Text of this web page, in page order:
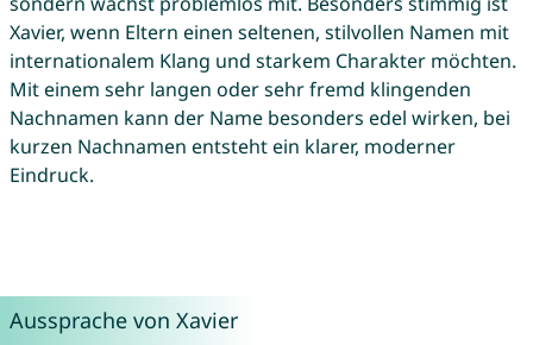
Xavier, wenn Eltern einen seltenen, stilvollen Namen mit
internationalem Klang und starkem Charakter möchten.
Mit einem sehr langen oder sehr fremd klingenden
Nachnamen kann der Name besonders edel wirken, bei
kurzen Nachnamen entsteht ein klarer, moderner
Eindruck.
Aussprache von Xavier